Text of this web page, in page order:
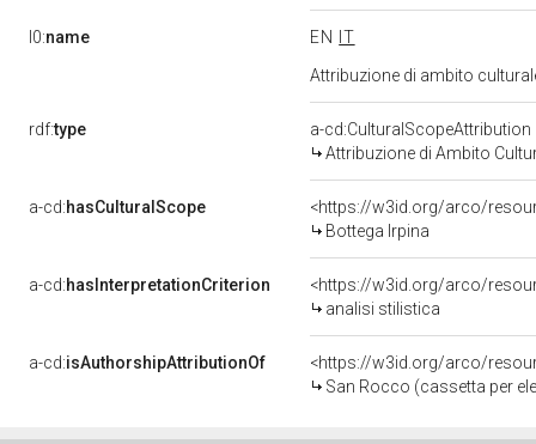
l0:name EN
IT
Attribuzione di ambito
rdf:type
a-cd:CulturalScopeAttribution
Attribuzione di Ambito
a-cd:hasCulturalScope
<https://w3id.org/arco/
Bottega Irpina
a-cd:hasInterpretationCriterion
<https://w3id.org/arco/
analisi stilistica
a-cd:isAuthorshipAttributionOf
<https://w3id.org/arco/
San Rocco (cassetta per